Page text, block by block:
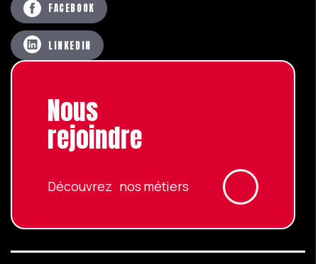
FACEBOOK
LINKEDIN
Nous
rejoindre
Découvrez nos métiers